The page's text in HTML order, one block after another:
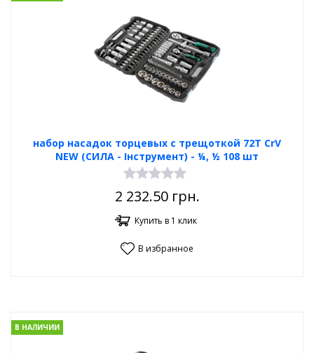
набор насадок торцевых с трещоткой 72Т CrV
NEW (СИЛА - Інструмент) - ¼, ½ 108 шт
2 232.50грн.
Купить в 1 клик
В избранное
В НАЛИЧИИ